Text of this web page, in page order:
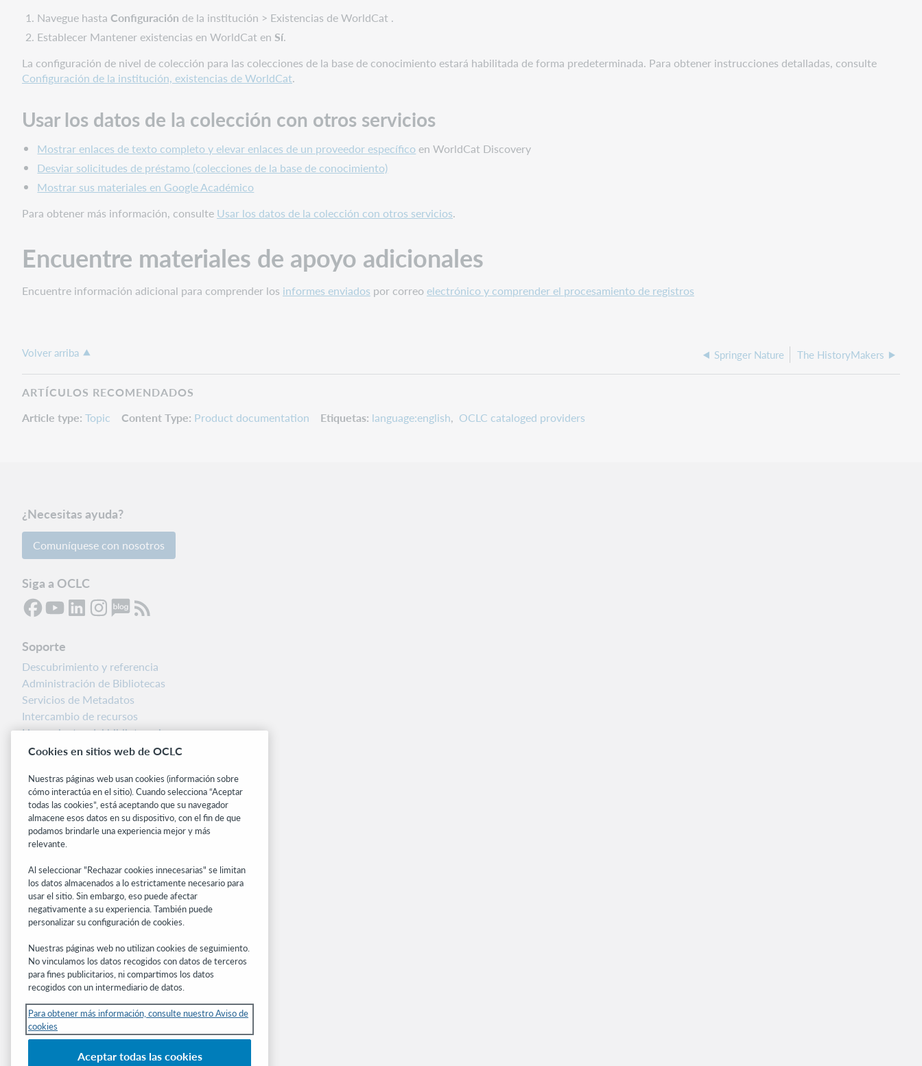
Navegue hastaConfiguración de la institución > Existencias de WorldCat .
Establecer Mantener existencias en WorldCat en Sí.
La configuración de nivel de colección para las colecciones de la base de conocimiento estará habilitada de forma predeterminada. Para obtener instrucciones detalladas, consulte
Configuración de la institución, existencias de WorldCat.
Usar los datos de la colección con otros servicios
Mostrar enlaces de texto completo y elevar enlaces de un proveedor específico en WorldCat Discovery
Desviar solicitudes de préstamo (colecciones de la base de conocimiento)
Mostrar sus materiales en Google Académico
Para obtener más información, consulte Usar los datos de la colección con otros servicios.
Encuentre materiales de apoyo adicionales
Encuentre información adicional para comprender los informes enviados por correo electrónico y comprender el procesamiento de registros
Volver arriba Springer Nature The HistoryMakers
ARTÍCULOS RECOMENDADOS
Article type Topic Content Type Product documentation Etiquetas language:english OCLC cataloged providers
¿Necesitas ayuda?
Comuníquese con nosotros
Siga a OCLC
Soporte
Descubrimiento y referencia
Administración de Bibliotecas
Servicios de Metadatos
Intercambio de recursos
Herramientas del bibliotecario
Notas de la versión
Sitios relacionados
OCLC.org
BibFormats
Centro comunitario
Investigación
WebJunction
Red de desarrolladores
Manténgase al día
Obtenga las últimas novedades de los
productos, estudios de investigación, eventos
y mucho más – directo a su bandeja de
entrada.
Suscríbase ahora
Cookies en sitios web de OCLC
Nuestras páginas web usan cookies (información sobre
cómo interactúa en el sitio). Cuando selecciona “Aceptar
todas las cookies”, está aceptando que su navegador
almacene esos datos en su dispositivo, con el fin de que
podamos brindarle una experiencia mejor y más
relevante.
Al seleccionar "Rechazar cookies innecesarias" se limitan
los datos almacenados a lo estrictamente necesario para
usar el sitio. Sin embargo, eso puede afectar
negativamente a su experiencia. También puede
personalizar su configuración de cookies.
Nuestras páginas web no utilizan cookies de seguimiento.
No vinculamos los datos recogidos con datos de terceros
para fines publicitarios, ni compartimos los datos
recogidos con un intermediario de datos.
Para obtener más información, consulte nuestro Aviso de
cookies
Aceptar todas las cookies